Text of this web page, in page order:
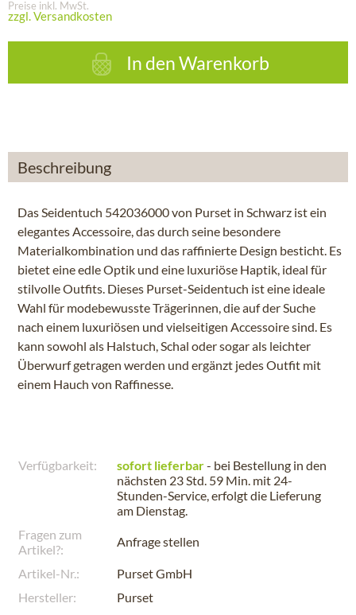
Preise inkl. MwSt.
zzgl. Versandkosten
In denWarenkorb
Beschreibung
Das Seidentuch 542036000 von Purset in Schwarz ist ein
elegantes Accessoire, das durch seine besondere
Materialkombination und das raffinierte Design besticht. Es
bietet eine edle Optik und eine luxuriöse Haptik, ideal für
stilvolle Outfits. Dieses Purset-Seidentuch ist eine ideale
Wahl für modebewusste Trägerinnen, die auf der Suche
nach einem luxuriösen und vielseitigen Accessoire sind. Es
kann sowohl als Halstuch, Schal oder sogar als leichter
Überwurf getragen werden und ergänzt jedes Outfit mit
einem Hauch von Raffinesse.
Verfügbarkeit: sofort lieferbar- bei Bestellung in den
nächsten 23 Std. 59 Min. mit 24-
Stunden-Service, erfolgt die Lieferung
am Dienstag.
Fragen zum
Artikel?:
Anfrage stellen
Artikel-Nr.:
Purset GmbH
Hersteller:
Purset